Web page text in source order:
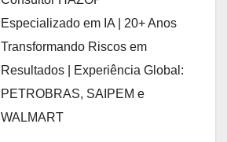
Especializado em IA | 20+ Anos
Transformando Riscos em
Resultados | Experiência Global:
PETROBRAS, SAIPEM e
WALMART